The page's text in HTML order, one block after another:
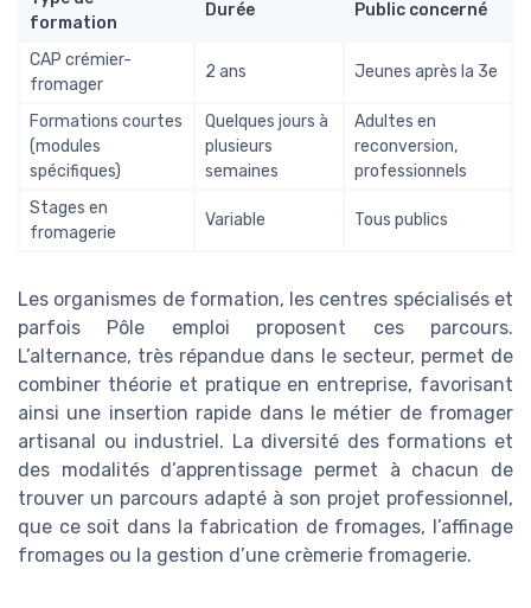
formation
Durée Public concerné
CAP crémier-
fromager
2 ans Jeunes après la 3e
Formations courtes
(modules
spécifiques)
Quelques jours à
plusieurs
semaines
Adultes en
reconversion,
professionnels
Stages en
fromagerie
Variable Tous publics
Les organismes de formation, les centres spécialisés et
parfois Pôle emploi proposent ces parcours.
L’alternance, très répandue dans le secteur, permet de
combiner théorie et pratique en entreprise, favorisant
ainsi une insertion rapide dans le métier de fromager
artisanal ou industriel. La diversité des formations et
des modalités d’apprentissage permet à chacun de
trouver un parcours adapté à son projet professionnel,
que ce soit dans la fabrication de fromages, l’affinage
fromages ou la gestion d’une crèmerie fromagerie.